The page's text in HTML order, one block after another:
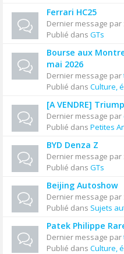
Ferrari HC25
Dernier message par
Publié dans GTs
Bourse aux
mai 2026
Dernier message par
Publié dans Culture,
[A VENDRE]
Dernier message par
Publié dans Petites
BYD Denza Z
Dernier message par
Publié dans GTs
Beijing Autoshow
Dernier message par
Publié dans Sujets
Patek Philippe
Dernier message par
Publié dans Culture,